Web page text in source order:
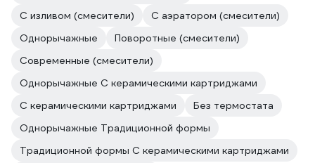
С изливом (смесители)
С аэратором (смесители)
Однорычажные
Поворотные (смесители)
Современные (смесители)
Однорычажные С керамическими картриджами
С керамическими картриджами
Без термостата
Однорычажные Традиционной формы
Традиционной формы С керамическими картриджами